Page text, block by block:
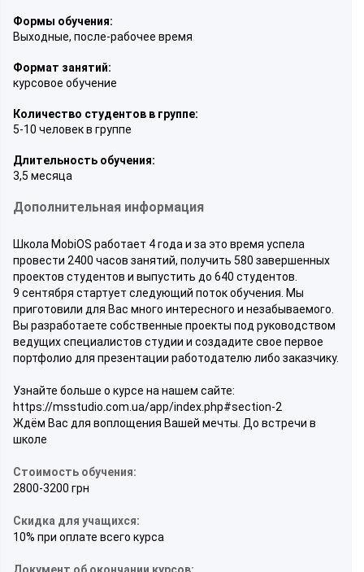
Формы обучения:
Выходные, после-рабочее время
Формат занятий:
курсовое обучение
Количество студентов в группе:
5-10 человек в группе
Длительность обучения:
3,5 месяца
Дополнительная информация
Школа MobiOS работает 4 года и за это время успела
провести 2400 часов занятий, получить 580 завершенных
проектов студентов и выпустить до 640 студентов.
9 сентября стартует следующий поток обучения. Мы
приготовили для Вас много интересного и незабываемого.
Вы разработаете собственные проекты под руководством
ведущих специалистов студии и создадите свое первое
портфолио для презентации работодателю либо заказчику.
Узнайте больше о курсе на нашем сайте:
https://msstudio.com.ua/app/index.php#section-2
Ждём Вас для воплощения Вашей мечты. До встречи в
школе
Стоимость обучения:
2800-3200 грн
Скидка для учащихся:
10% при оплате всего курса
Документ об окончании курсов: